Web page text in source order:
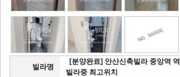
빌라명
[분양완료] 안산신축빌라 중앙역
빌라중 최고위치